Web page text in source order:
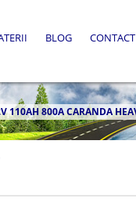
BLOG CONTACT
110AH 800A CARANDA